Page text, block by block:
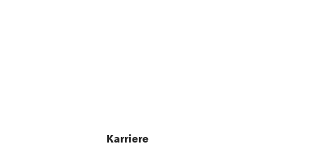
Karriere